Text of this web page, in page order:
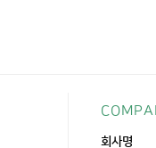
회사명